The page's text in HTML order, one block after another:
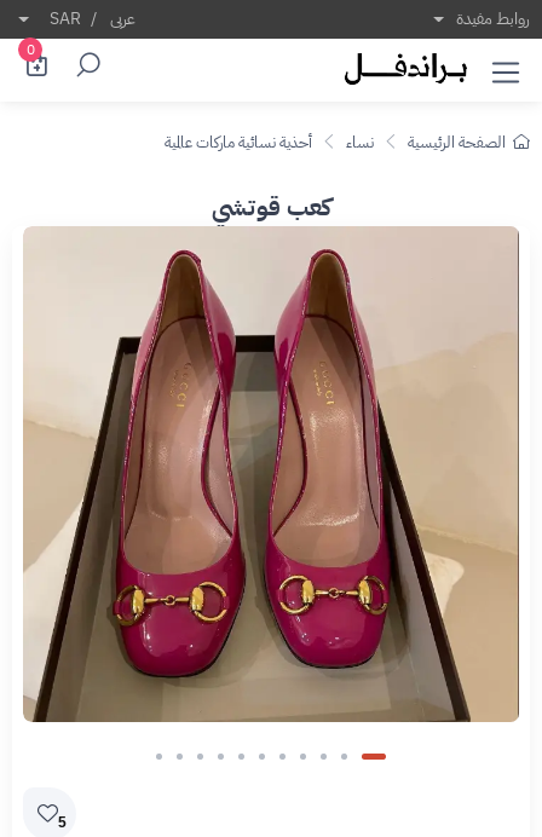
روابط مفيدة عربى /
SAR
0
الصفحة الرئيسية نساء أحذية نسائية ماركات عالمية
كعب قوتشي
5